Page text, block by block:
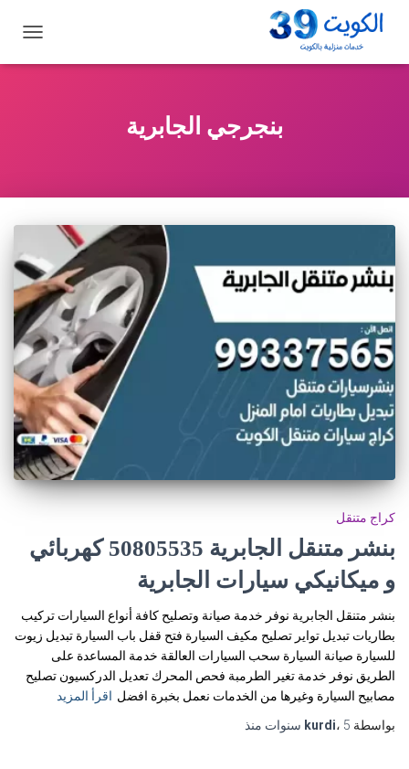
التنقل
بنجرجي الجابرية
كراج متنقل
بنشر متنقل الجابرية 50805535‬ كهربائي
و ميكانيكي سيارات الجابرية
بنشر متنقل الجابرية نوفر خدمة صيانة وتصليح كافة أنواع السيارات تركيب
بطاريات تبديل تواير تصليح مكيف السيارة فتح قفل باب السيارة تبديل زيوت
للسيارة صيانة السيارة سحب السيارات العالقة خدمة المساعدة على
الطريق نوفر خدمة تغير الطرمبة فحص المحرك تعديل الدركسيون تصليح
مصابيح السيارة وغيرها من الخدمات نعمل بخبرة افضل اقرأ المزيد
بواسطة
kurdi، 5 سنوات منذ